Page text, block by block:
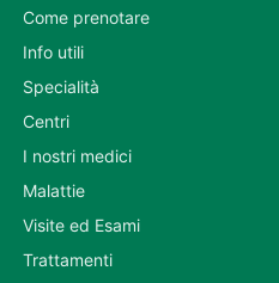
Come prenotare
Info utili
Specialità
Centri
I nostri medici
Malattie
Visite ed Esami
Trattamenti